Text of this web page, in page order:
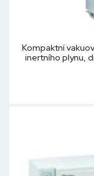
Kompaktní
inertního plynu,